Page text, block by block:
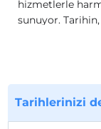
hizmetlerle
sunuyor.
dansı
Tesiste
minibar, fön
Tarihlerinizi